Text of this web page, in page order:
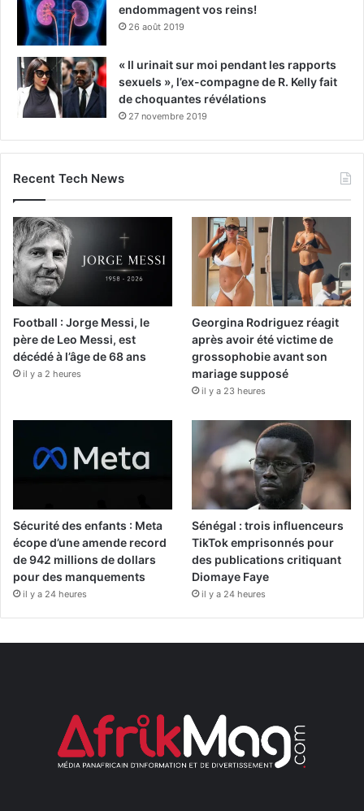
endommagent vos reins!
26 août 2019
« Il urinait sur moi pendant les rapports
sexuels », l’ex-compagne de R. Kelly fait
de choquantes révélations
27 novembre 2019
Recent Tech News
Football : Jorge Messi, le
père de Leo Messi, est
décédé à l’âge de 68 ans
il y a 2 heures
Georgina Rodriguez réagit
après avoir été victime de
grossophobie avant son
mariage supposé
il y a 23 heures
Sécurité des enfants : Meta
écope d’une amende record
de 942 millions de dollars
pour des manquements
il y a 24 heures
Sénégal : trois influenceurs
TikTok emprisonnés pour
des publications critiquant
Diomaye Faye
il y a 24 heures